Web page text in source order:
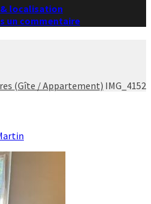
localisation
un commentaire
(Gîte / Appartement) IMG_4152